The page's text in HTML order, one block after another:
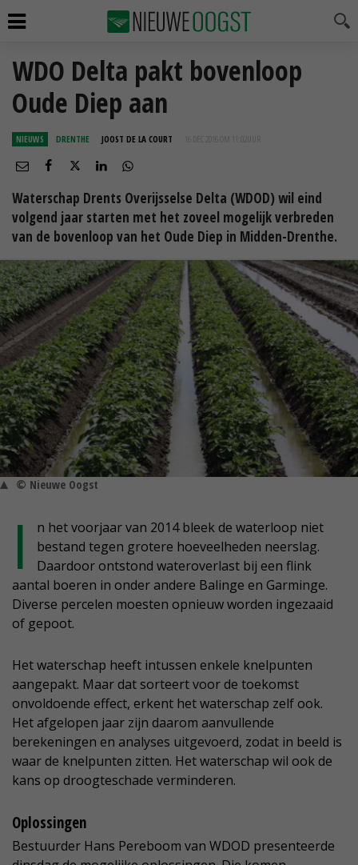
WDO Delta pakt bovenloop
Oude Diep aan
NIEUWS DRENTHE JOOST DE LA COURT 16 DEC 2016 OM 11:02
Waterschap Drents Overijsselse Delta (WDOD) wil eind
volgend jaar starten met het zoveel mogelijk verbreden
van de bovenloop van het Oude Diep in Midden-Drenthe.
© Nieuwe Oogst
I
n het voorjaar van 2014 bleek de waterloop niet
bestand tegen grotere hoeveelheden neerslag.
Daardoor ontstond wateroverlast bij een flink
aantal boeren in onder andere Balinge en Garminge.
Diverse percelen moesten opnieuw worden ingezaaid
of gepoot.
Het waterschap heeft intussen enkele knelpunten
aangepakt. Maar dat sorteert voor de toekomst
onvoldoende effect, erkent het waterschap zelf ook.
Het afgelopen jaar zijn daarom aanvullende
berekeningen en analyses uitgevoerd, zodat in beeld is
waar de knelpunten zitten. Het waterschap wil ook de
kans op droogteschade verminderen.
Oplossingen
Bestuurder Hans Pereboom van WDOD presenteerde